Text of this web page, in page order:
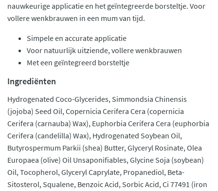
nauwkeurige applicatie en het geïntegreerde borsteltje. Voor
vollere wenkbrauwen in een mum van tijd.
Simpele en accurate applicatie
Voor natuurlijk uitziende, vollere wenkbrauwen
Met een geïntegreerd borsteltje
Ingrediënten
Hydrogenated Coco-Glycerides, Simmondsia Chinensis
(jojoba) Seed Oil, Copernicia Cerifera Cera (copernicia
Cerifera (carnauba) Wax), Euphorbia Cerifera Cera (euphorbia
Cerifera (candelilla) Wax), Hydrogenated Soybean Oil,
Butyrospermum Parkii (shea) Butter, Glyceryl Rosinate, Olea
Europaea (olive) Oil Unsaponifiables, Glycine Soja (soybean)
Oil, Tocopherol, Glyceryl Caprylate, Propanediol, Beta-
Sitosterol, Squalene, Benzoic Acid, Sorbic Acid, Ci 77491 (iron